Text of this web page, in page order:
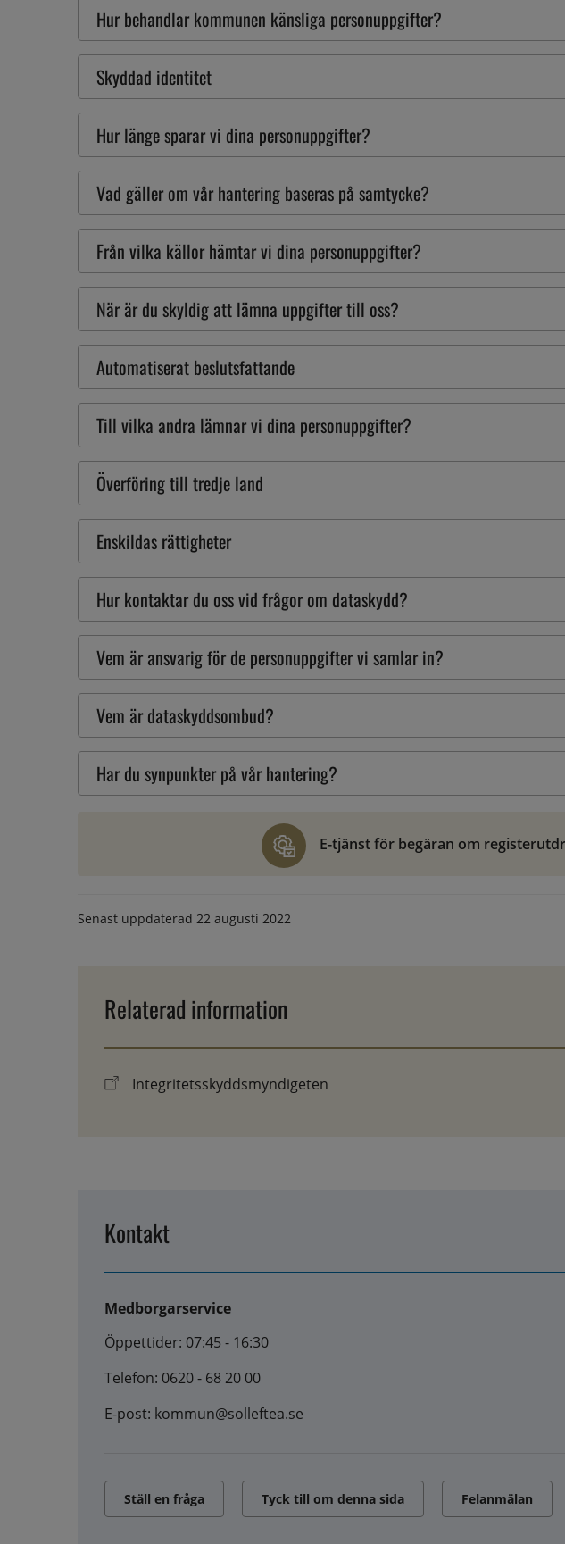
Hur behandlar kommunen känsliga personuppgifter?
Skyddad identitet
Hur länge sparar vi dina personuppgifter?
Vad gäller om vår hantering baseras på samtycke?
Från vilka källor hämtar vi dina personuppgifter?
När är du skyldig att lämna uppgifter till oss?
Automatiserat beslutsfattande
Till vilka andra lämnar vi dina personuppgifter?
Överföring till tredje land
Enskildas rättigheter
Hur kontaktar du oss vid frågor om dataskydd?
Vem är ansvarig för de personuppgifter vi samlar in?
Vem är dataskyddsombud?
Har du synpunkter på vår hantering?
E-tjänst för begäran om
Senast uppdaterad 22 augusti 2022
Relaterad information
Integritetsskyddsmyndigeten
Kontakt
Medborgarservice
Öppettider: 07:45 - 16:30
Telefon: 0620 - 68 20 00
E-post: kommun@solleftea.se
Ställ en fråga Tyck till om denna sida Felanmälan